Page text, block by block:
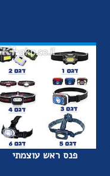
פנס ראש עוצמתי